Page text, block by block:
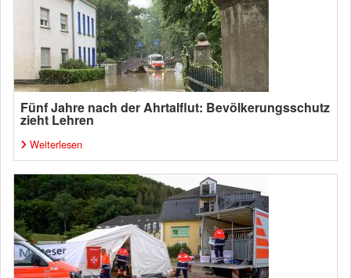
Fünf Jahre nach der Ahrtalflut: Bevölkerungsschutz
zieht Lehren
Weiterlesen